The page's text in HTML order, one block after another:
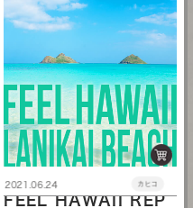
FEEL HAWAII REP
2021.06.24 カヒコ